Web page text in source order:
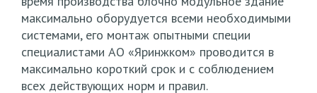
максимально оборудуется всеми необходимыми
системами, его монтаж опытными специи
специалистами АО «Яринжком» проводится в
максимально короткий срок и с соблюдением
всех действующих норм и правил.